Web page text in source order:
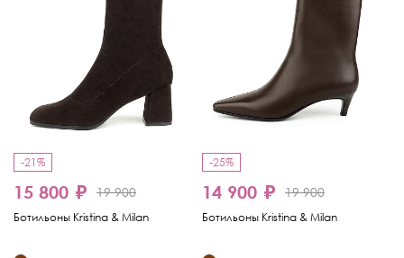
-21%
15 800 ₽ 19 900
Ботильоны Kristina & Milan
-25%
14 900 ₽ 19 900
Ботильоны Kristina & Milan